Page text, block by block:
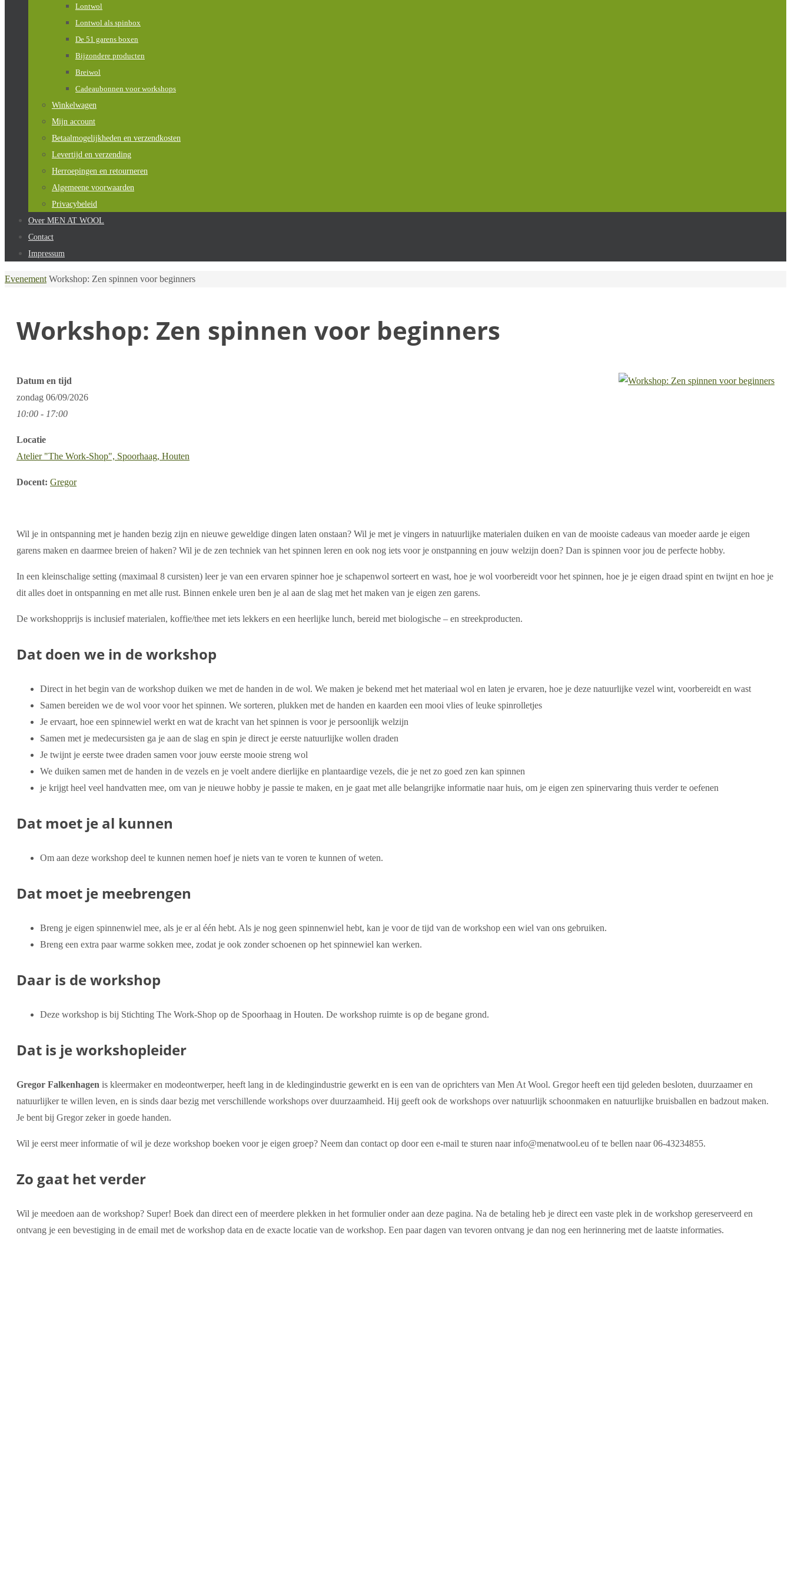
Lontwol
Lontwol als spinbox
De 51 garens boxen
Bijzondere producten
Breiwol
Cadeaubonnen voor workshops
Winkelwagen
Mijn account
Betaalmogelijkheden en verzendkosten
Levertijd en verzending
Herroepingen en retourneren
Algemeene voorwaarden
Privacybeleid
Over MEN AT WOOL
Contact
Impressum
Home
Evenement Workshop: Zen spinnen voor beginners
Workshop: Zen spinnen voor beginners
Datum en tijd
zondag 06/09/2026
10:00 - 17:00
Locatie
Atelier "The Work-Shop", Spoorhaag, Houten
Docent: Gregor
Wil je in ontspanning met je handen bezig zijn en nieuwe geweldige dingen laten onstaan? Wil je met je vingers in natuurlijke materialen duiken en van de mooiste cadeaus van moeder aarde je eigen
garens maken en daarmee breien of haken? Wil je de zen techniek van het spinnen leren en ook nog iets voor je onstpanning en jouw welzijn doen? Dan is spinnen voor jou de perfecte hobby.
In een kleinschalige setting (maximaal 8 cursisten) leer je van een ervaren spinner hoe je schapenwol sorteert en wast, hoe je wol voorbereidt voor het spinnen, hoe je je eigen draad spint en twijnt en hoe je
dit alles doet in ontspanning en met alle rust. Binnen enkele uren ben je al aan de slag met het maken van je eigen zen garens.
De workshopprijs is inclusief materialen, koffie/thee met iets lekkers en een heerlijke lunch, bereid met biologische – en streekproducten.
Dat doen we in de workshop
Direct in het begin van de workshop duiken we met de handen in de wol. We maken je bekend met het materiaal wol en laten je ervaren, hoe je deze natuurlijke vezel wint, voorbereidt en wast
Samen bereiden we de wol voor voor het spinnen. We sorteren, plukken met de handen en kaarden een mooi vlies of leuke spinrolletjes
Je ervaart, hoe een spinnewiel werkt en wat de kracht van het spinnen is voor je persoonlijk welzijn
Samen met je medecursisten ga je aan de slag en spin je direct je eerste natuurlijke wollen draden
Je twijnt je eerste twee draden samen voor jouw eerste mooie streng wol
We duiken samen met de handen in de vezels en je voelt andere dierlijke en plantaardige vezels, die je net zo goed zen kan spinnen
je krijgt heel veel handvatten mee, om van je nieuwe hobby je passie te maken, en je gaat met alle belangrijke informatie naar huis, om je eigen zen spinervaring thuis verder te oefenen
Dat moet je al kunnen
Om aan deze workshop deel te kunnen nemen hoef je niets van te voren te kunnen of weten.
Dat moet je meebrengen
Breng je eigen spinnenwiel mee, als je er al één hebt. Als je nog geen spinnenwiel hebt, kan je voor de tijd van de workshop een wiel van ons gebruiken.
Breng een extra paar warme sokken mee, zodat je ook zonder schoenen op het spinnewiel kan werken.
Daar is de workshop
Deze workshop is bij Stichting The Work-Shop op de Spoorhaag in Houten. De workshop ruimte is op de begane grond.
Dat is je workshopleider
Gregor Falkenhagen is kleermaker en modeontwerper, heeft lang in de kledingindustrie gewerkt en is een van de oprichters van Men At Wool. Gregor heeft een tijd geleden besloten, duurzaamer en
natuurlijker te willen leven, en is sinds daar bezig met verschillende workshops over duurzaamheid. Hij geeft ook de workshops over natuurlijk schoonmaken en natuurlijke bruisballen en badzout maken.
Je bent bij Gregor zeker in goede handen.
Wil je eerst meer informatie of wil je deze workshop boeken voor je eigen groep? Neem dan contact op door een e-mail te sturen naar info@menatwool.eu of te bellen naar 06-43234855.
Zo gaat het verder
Wil je meedoen aan de workshop? Super! Boek dan direct een of meerdere plekken in het formulier onder aan deze pagina. Na de betaling heb je direct een vaste plek in de workshop gereserveerd en
ontvang je een bevestiging in de email met de workshop data en de exacte locatie van de workshop. Een paar dagen van tevoren ontvang je dan nog een herinnering met de laatste informaties.